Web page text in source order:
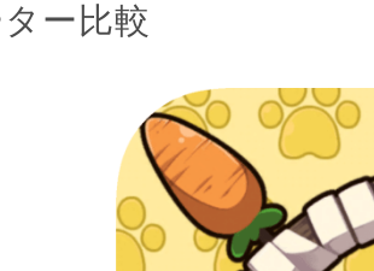
ー比較